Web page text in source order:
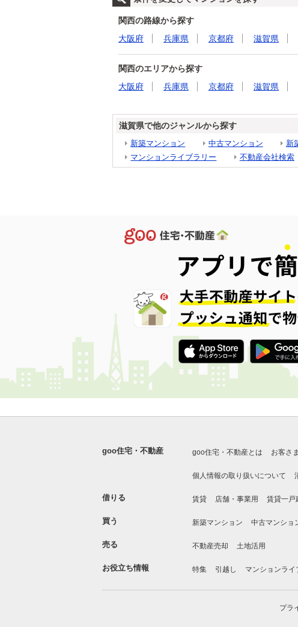
関西の路線から探す
大阪府
兵庫県 京都府 滋賀県
関西のエリアから探す
大阪府
兵庫県 京都府 滋賀県
滋賀県で他のジャンルから探す
新築マンション 中古マンション 新
マンションライブラリー
不動産会社検索
goo住宅・不動産 goo住宅・不動産とは お客さ
個人情報の取り扱いについて
借りる 賃貸 店舗・事業用 賃貸一戸
買う 新築マンション 中古マンショ
売る 不動産売却 土地活用
お役立ち情報 特集 引越し マンションライ
プラ